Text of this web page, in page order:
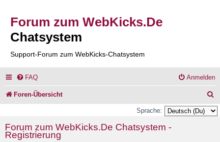
Forum zum WebKicks.De
Chatsystem
Support-Forum zum WebKicks-Chatsystem
FAQ Anmelden
Foren-Übersicht
u
Sprache:
Forum zum WebKicks.De Chatsystem -
Registrierung